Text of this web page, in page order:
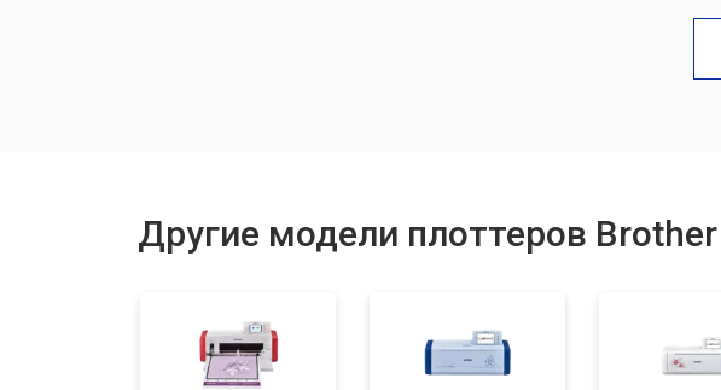
Промывка печатающей головки
Другие модели плоттеров Brother